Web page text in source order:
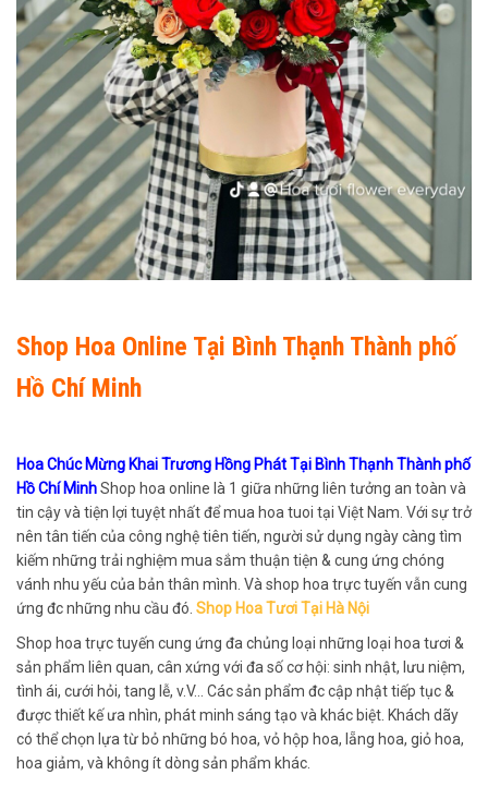
Shop Hoa Online Tại Bình Thạnh Thành phố
Hồ Chí Minh
Hoa Chúc Mừng Khai Trương Hồng Phát Tại Bình Thạnh Thành phố
Hồ Chí MinhShop hoa online là 1 giữa những liên tưởng an toàn và
tin cậy và tiện lợi tuyệt nhất để mua hoa tuoi tại Việt Nam. Với sự trở
nên tân tiến của công nghệ tiên tiến, người sử dụng ngày càng tìm
kiếm những trải nghiệm mua sắm thuận tiện & cung ứng chóng
vánh nhu yếu của bản thân mình. Và shop hoa trực tuyến vẫn cung
ứng đc những nhu cầu đó. Shop Hoa Tươi Tại Hà Nội
Shop hoa trực tuyến cung ứng đa chủng loại những loại hoa tươi &
sản phẩm liên quan, cân xứng với đa số cơ hội: sinh nhật, lưu niệm,
tình ái, cưới hỏi, tang lễ, v.V… Các sản phẩm đc cập nhật tiếp tục &
được thiết kế ưa nhìn, phát minh sáng tạo và khác biệt. Khách dãy
có thể chọn lựa từ bỏ những bó hoa, vỏ hộp hoa, lẵng hoa, giỏ hoa,
hoa giảm, và không ít dòng sản phẩm khác.